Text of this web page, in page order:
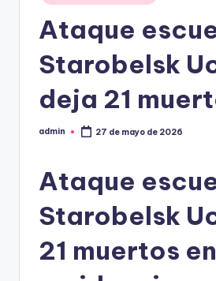
Ataque
Starobelsk
deja 21
Publicado
admin 27 de mayo de 2026
Ataque
Starobelsk
21 muertos en